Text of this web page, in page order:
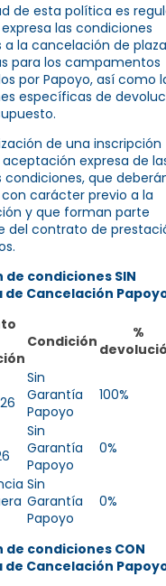
de esta política es
las condiciones
a la cancelación de
para los campamentos
por Papoyo, así como
específicas de
de una inscripción
expresa de
condiciones, que
carácter previo a la
y que forman parte
del contrato de
de condiciones SIN
Cancelación
Condición
%
Sin
Garantía
Papoyo
100%
Sin
Garantía
Papoyo
0%
Sin
Garantía
Papoyo
0%
de condiciones CON
Cancelación